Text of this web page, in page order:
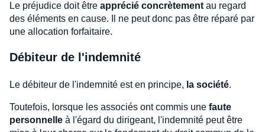
Le préjudice doit être apprécié concrètement au regard
des éléments en cause. Il ne peut donc pas être réparé par
une allocation forfaitaire.
Débiteur de l'indemnité
Le débiteur de l'indemnité est en principe, la société.
Toutefois, lorsque les associés ont commis une faute
personnelle à l'égard du dirigeant, l'indemnité peut être